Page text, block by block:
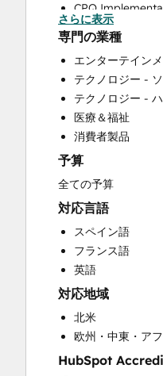
CPQ
Customer
HubSpot
HubSpot
Knowledge Base
Marketing Hub
Marketing Hub
Programmable
Revenue Hub
Sales Hub
Sales Hub
Service Hub
Service Hub
さらに表示
専門の業種
エンターテイン
テクノロジー -
テクノロジー -
医療＆福祉
消費者製品
予算
全ての予算
対応言語
スペイン語
フランス語
英語
対応地域
北米
欧州・中東・ア
HubSpot